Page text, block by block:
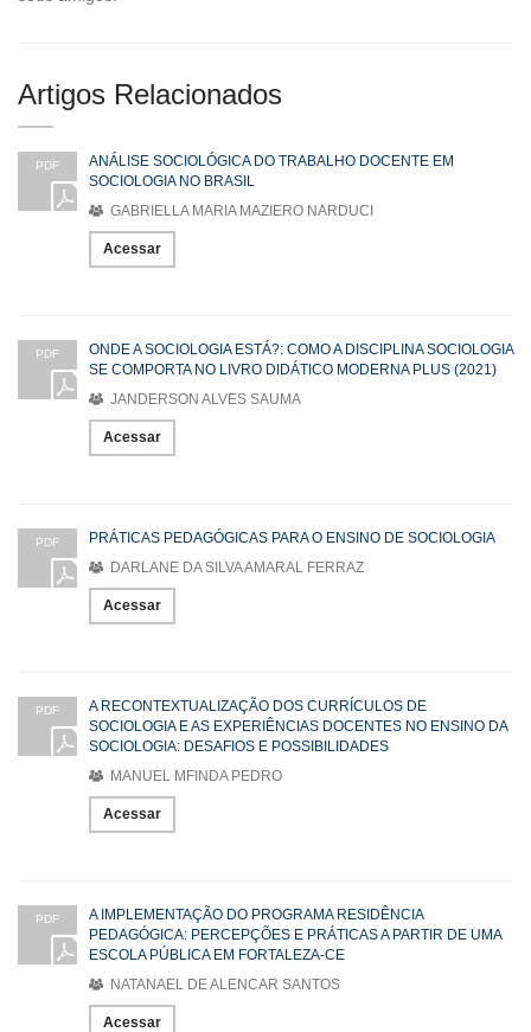
Artigos Relacionados
PDF
ANÁLISE SOCIOLÓGICA DO TRABALHO DOCENTE EM
SOCIOLOGIA NO BRASIL
GABRIELLA MARIA MAZIERO NARDUCI
Acessar
PDF
ONDE A SOCIOLOGIA ESTÁ?: COMO A DISCIPLINA SOCIOLOGIA
SE COMPORTA NO LIVRO DIDÁTICO MODERNA PLUS (2021)
JANDERSON ALVES SAUMA
Acessar
PDF
PRÁTICAS PEDAGÓGICAS PARA O ENSINO DE SOCIOLOGIA
DARLANE DA SILVA AMARAL FERRAZ
Acessar
PDF
A RECONTEXTUALIZAÇÃO DOS CURRÍCULOS DE
SOCIOLOGIA E AS EXPERIÊNCIAS DOCENTES NO ENSINO DA
SOCIOLOGIA: DESAFIOS E POSSIBILIDADES
MANUEL MFINDA PEDRO
Acessar
PDF
A IMPLEMENTAÇÃO DO PROGRAMA RESIDÊNCIA
PEDAGÓGICA: PERCEPÇÕES E PRÁTICAS A PARTIR DE UMA
ESCOLA PÚBLICA EM FORTALEZA-CE
NATANAEL DE ALENCAR SANTOS
Acessar